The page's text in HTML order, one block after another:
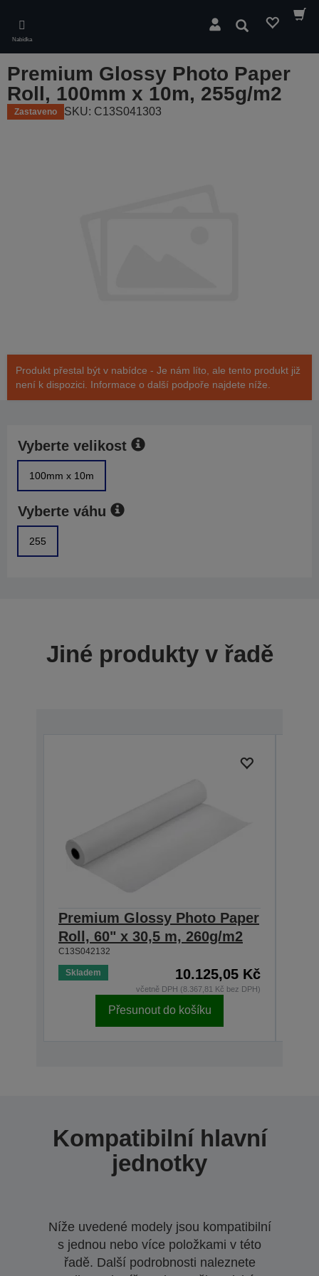
main
content
Nabídka
Hledat
Premium Glossy Photo Paper
Roll, 100mm x 10m, 255g/m2
Zastaveno SKU: C13S041303
Produkt přestal být v nabídce - Je nám líto, ale tento produkt již
není k dispozici. Informace o další podpoře najdete níže.
Vyberte velikost
100mm x 10m
Vyberte váhu
255
Jiné produkty v řadě
Premium Glossy Photo Paper
Roll, 60" x 30,5 m, 260g/m2
C13S042132
Skladem 10.125,05 Kč
včetně DPH (8.367,81 Kč bez DPH)
Přesunout do košíku
Kompatibilní hlavní
jednotky
Níže uvedené modely jsou kompatibilní
s jednou nebo více položkami v této
řadě. Další podrobnosti naleznete